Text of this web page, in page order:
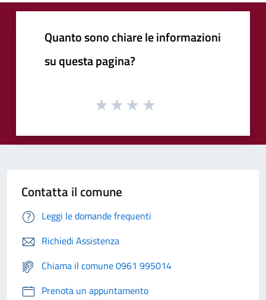
Quanto sono chiare le informazioni
su questa pagina?
Contatta il comune
Leggi le domande frequenti
Richiedi Assistenza
Chiama il comune 0961 995014
Prenota un appuntamento